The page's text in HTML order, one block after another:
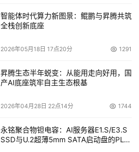
智能体时代算力新图景：鲲鹏与昇腾共筑
全栈创新底座
2026年05月18日 17点20分 1291
昇腾生态半年蜕变：从能用走向好用，国
产AI底座筑牢自主生态根基
2026年04月28日 22点14分 1744
永铭聚合物钽电容：AI服务器E1.S/E3.S
SSD与U.2超薄5mm SATA启动盘的PLP